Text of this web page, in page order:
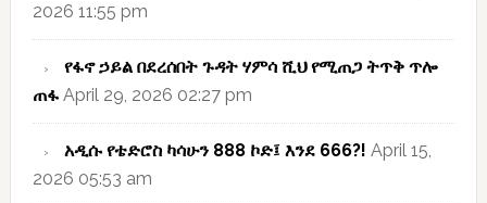
2026 11:55 pm
የፋኖ ኃይል በደረሰበት ጉዳት ሃምሳ ሺህ የሚጠጋ ትጥቅ ጥሎ
ጠፋ April 29, 2026 02:27 pm
አዲሱ የቴድሮስ ካሳሁን 888 ኮድ፤ እንደ 666?! April 15,
2026 05:53 am